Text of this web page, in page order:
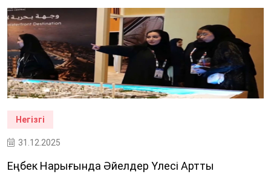
Негізгі
31.12.2025
Еңбек Нарығында Әйелдер Үлесі Артты